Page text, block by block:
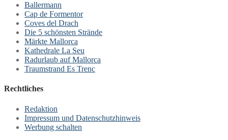
Ballermann
Cap de Formentor
Coves del Drach
Die 5 schönsten Strände
Märkte Mallorca
Kathedrale La Seu
Radurlaub auf Mallorca
Traumstrand Es Trenc
Rechtliches
Redaktion
Impressum und Datenschutzhinweis
Werbung schalten